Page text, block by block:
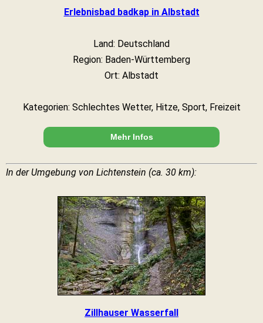
Erlebnisbad badkap in Albstadt
Land: Deutschland
Region: Baden-Württemberg
Ort: Albstadt
Kategorien: Schlechtes Wetter, Hitze, Sport, Freizeit
Mehr Infos
In der Umgebung von Lichtenstein (ca. 30 km):
Zillhauser Wasserfall